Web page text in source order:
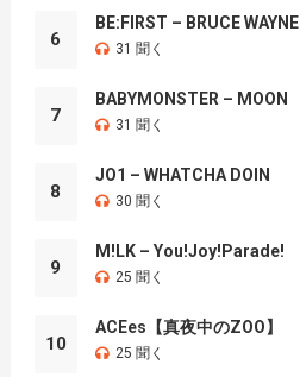
6
BE:FIRST – BRUCE WAYNE
31 聞く
7
BABYMONSTER – MOON
31 聞く
8
JO1 – WHATCHA DOIN
30 聞く
9
M!LK – You!Joy!Parade!
25 聞く
10
ACEes【真夜中のZOO】
25 聞く